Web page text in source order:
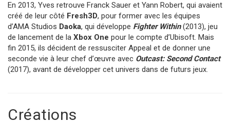
En 2013, Yves retrouve Franck Sauer et Yann Robert, qui avaient
créé de leur côté Fresh3D, pour former avec les équipes
d’AMA Studios Daoka, qui développe Fighter Within(2013), jeu
de lancement de la Xbox One pour le compte d’Ubisoft. Mais
fin 2015, ils décident de ressusciter Appeal et de donner une
seconde vie à leur chef d’œuvre avec Outcast: Second Contact
(2017), avant de développer cet univers dans de futurs jeux.
Créations